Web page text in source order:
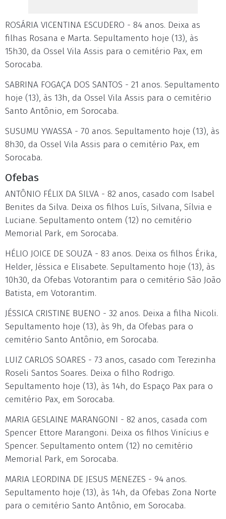
ROSÁRIA VICENTINA ESCUDERO - 84 anos. Deixa as
filhas Rosana e Marta. Sepultamento hoje (13), às
15h30, da Ossel Vila Assis para o cemitério Pax, em
Sorocaba.
SABRINA FOGAÇA DOS SANTOS - 21 anos. Sepultamento
hoje (13), às 13h, da Ossel Vila Assis para o cemitério
Santo Antônio, em Sorocaba.
SUSUMU YWASSA - 70 anos. Sepultamento hoje (13), às
8h30, da Ossel Vila Assis para o cemitério Pax, em
Sorocaba.
Ofebas
ANTÔNIO FÉLIX DA SILVA - 82 anos, casado com Isabel
Benites da Silva. Deixa os filhos Luís, Silvana, Sílvia e
Luciane. Sepultamento ontem (12) no cemitério
Memorial Park, em Sorocaba.
HÉLIO JOICE DE SOUZA - 83 anos. Deixa os filhos Érika,
Helder, Jéssica e Elisabete. Sepultamento hoje (13), às
10h30, da Ofebas Votorantim para o cemitério São João
Batista, em Votorantim.
JÉSSICA CRISTINE BUENO - 32 anos. Deixa a filha Nicoli.
Sepultamento hoje (13), às 9h, da Ofebas para o
cemitério Santo Antônio, em Sorocaba.
LUIZ CARLOS SOARES - 73 anos, casado com Terezinha
Roseli Santos Soares. Deixa o filho Rodrigo.
Sepultamento hoje (13), às 14h, do Espaço Pax para o
cemitério Pax, em Sorocaba.
MARIA GESLAINE MARANGONI - 82 anos, casada com
Spencer Ettore Marangoni. Deixa os filhos Vinícius e
Spencer. Sepultamento ontem (12) no cemitério
Memorial Park, em Sorocaba.
MARIA LEORDINA DE JESUS MENEZES - 94 anos.
Sepultamento hoje (13), às 14h, da Ofebas Zona Norte
para o cemitério Santo Antônio, em Sorocaba.